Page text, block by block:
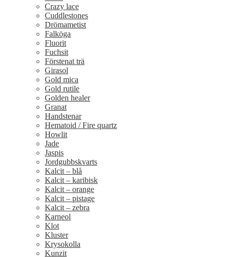
Crazy lace
Cuddlestones
Drömametist
Falköga
Fluorit
Fuchsit
Förstenat trä
Girasol
Gold mica
Gold rutile
Golden healer
Granat
Handstenar
Hematoid / Fire quartz
Howlit
Jade
Jaspis
Jordgubbskvarts
Kalcit – blå
Kalcit – karibisk
Kalcit – orange
Kalcit – pistage
Kalcit – zebra
Karneol
Klot
Kluster
Krysokolla
Kunzit